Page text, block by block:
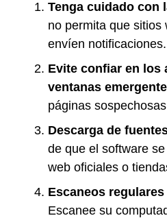
Tenga cuidado con
no permita que sitios
envíen notificaciones.
Evite confiar en los
ventanas
páginas
Descarga de
de que el software
web oficiales o
Escaneos
Escanee su